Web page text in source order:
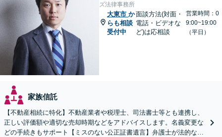
ズ法律事務所
大東市 か
らも相談
受付中
面談方法(対面・
電話・ビデオな
ど)は応相談
営業時間：0
9:00~19:00
（平日）
家族信託
【不動産相続に特化】不動産業者や税理士、司法書士等とも連携し、
正しい評価額や適切な売却時期などをアドバイスします。名義変更な
どの手続きもサポート【ミスのない公正証書遺言】弁護士が法的な観